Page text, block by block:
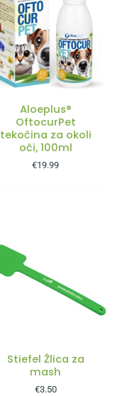
Aloeplus®
OftocurPet
tekočina za okoli
oči, 100ml
€19.99
Stiefel Žlica za
mash
€3.50